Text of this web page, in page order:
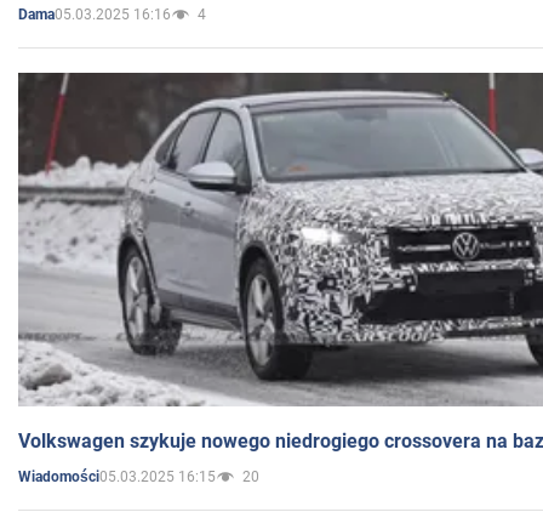
Dama05.03.2025 16:16 4
Volkswagen szykuje nowego niedrogiego crossovera na
Wiadomości05.03.2025 16:15 20